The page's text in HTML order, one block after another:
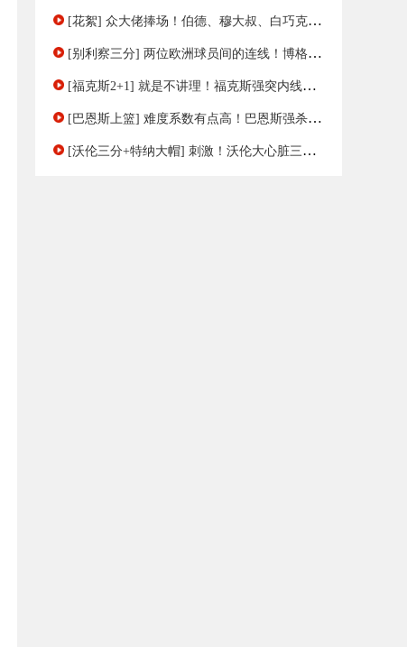
[花絮] 众大佬捧场！伯德、穆大叔、白巧克力等多位明星到场观战
[别利察三分] 两位欧洲球员间的连线！博格达助攻别利察命中三分
[福克斯2+1] 就是不讲理！福克斯强突内线转身抛投打成2+1
[巴恩斯上篮] 难度系数有点高！巴恩斯强杀内线折叠上篮得分
[沃伦三分+特纳大帽] 刺激！沃伦大心脏三分+特纳大帽助步行者将比赛拖入加时